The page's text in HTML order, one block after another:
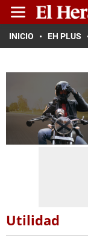
INICIO EH PLUS
Utilidad